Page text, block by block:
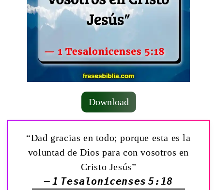
Download
“Dad gracias en todo; porque esta es la
voluntad de Dios para con vosotros en
Cristo Jesús”
— 1 Tesalonicenses 5:18